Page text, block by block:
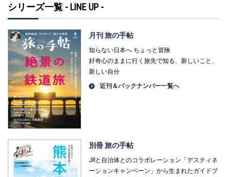
シリーズ一覧 - LINE UP -
月刊 旅の手帖
知らない日本へ ちょっと冒険
好奇心のままに行く旅先で知る、新しいこと、
新しい自分
近刊＆バックナンバー一覧へ
別冊 旅の手帖
JRと自治体とのコラボレーション「デスティネ
ーションキャンペーン」から生まれたガイドブ